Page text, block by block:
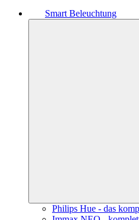
Smart Beleuchtung
Philips Hue - das